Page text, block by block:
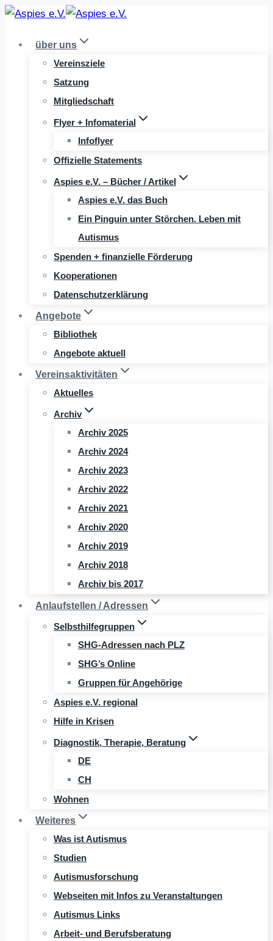
Zum
springenüber uns
Vereinsziele
Satzung
Mitgliedschaft
Flyer + Infomaterial
Infoflyer
Offizielle Statements
Aspies e.V. – Bücher / Artikel
Aspies e.V. das Buch
Ein Pinguin unter Störchen. Leben mit
Autismus
Spenden + finanzielle Förderung
Kooperationen
Datenschutzerklärung
Angebote
Bibliothek
Angebote aktuell
Vereinsaktivitäten
Aktuelles
Archiv
Archiv 2025
Archiv 2024
Archiv 2023
Archiv 2022
Archiv 2021
Archiv 2020
Archiv 2019
Archiv 2018
Archiv bis 2017
Anlaufstellen / Adressen
Selbsthilfegruppen
SHG-Adressen nach PLZ
SHG’s Online
Gruppen für Angehörige
Aspies e.V. regional
Hilfe in Krisen
Diagnostik, Therapie, Beratung
DE
CH
Wohnen
Weiteres
Was ist Autismus
Studien
Autismusforschung
Webseiten mit Infos zu Veranstaltungen
Autismus Links
Arbeit- und Berufsberatung